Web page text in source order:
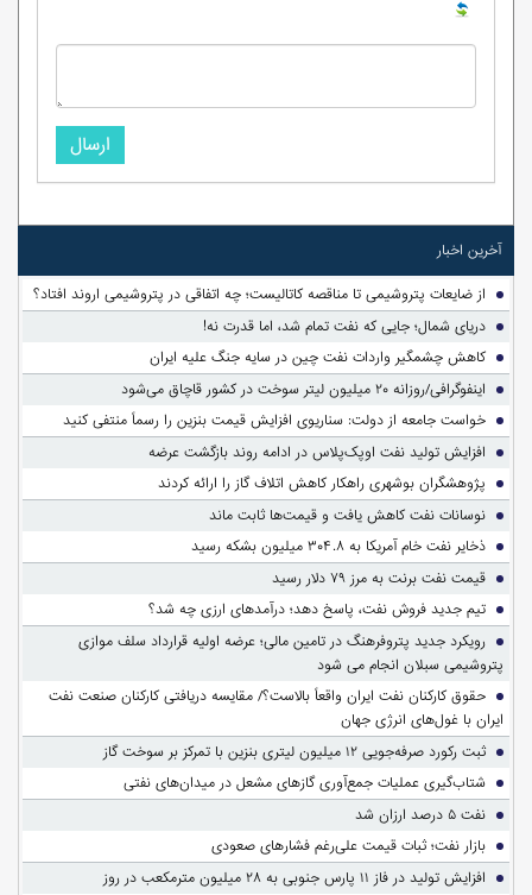
ارسال
آخرین اخبار
از ضایعات پتروشیمی تا مناقصه کاتالیست؛ چه اتفاقی در پتروشیمی اروند افتاد؟
دریای شمال؛ جایی که نفت تمام شد، اما قدرت نه!
کاهش چشمگیر واردات نفت چین در سایه جنگ علیه ایران
اینفوگرافی/روزانه ۲۰ میلیون لیتر سوخت در کشور قاچاق می‌شود
خواست جامعه از دولت: سناریوی افزایش قیمت بنزین را رسماً منتفی کنید
افزایش تولید نفت اوپک‌پلاس در ادامه روند بازگشت عرضه
پژوهشگران بوشهری راهکار کاهش اتلاف گاز را ارائه کردند
نوسانات نفت کاهش یافت و قیمت‌ها ثابت ماند
ذخایر نفت خام آمریکا به ۳۰۴.۸ میلیون بشکه رسید
قیمت نفت برنت به مرز ۷۹ دلار رسید
تیم جدید فروش نفت، پاسخ دهد؛ درآمدهای ارزی چه شد؟
رویکرد جدید پتروفرهنگ در تامین مالی؛ عرضه اولیه قرارداد سلف موازی
پتروشیمی سبلان انجام می شود
حقوق کارکنان نفت ایران واقعاً بالاست؟/ مقایسه دریافتی کارکنان صنعت نفت
ایران با غول‌های انرژی جهان
ثبت رکورد صرفه‌جویی ۱۲ میلیون لیتری بنزین با تمرکز بر سوخت گاز
شتاب‌گیری عملیات جمع‌آوری گازهای مشعل در میدان‌های نفتی
نفت ۵ درصد ارزان شد
بازار نفت؛ ثبات قیمت علی‌رغم فشارهای صعودی
افزایش تولید در فاز ۱۱ پارس جنوبی به ۲۸ میلیون مترمکعب در روز